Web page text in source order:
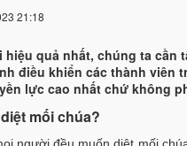
21:18
hiệu quả nhất, chúng ta cần
điều khiển các thành viên
lực cao nhất chứ không
mối chúa?